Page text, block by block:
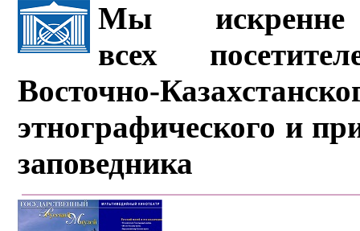
Мы искренне
всех
Восточно-
этнографического и
заповедника